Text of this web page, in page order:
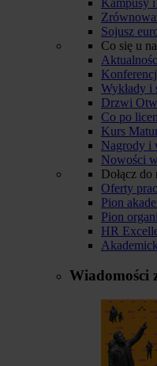
Sojusz
Co się u
Wykłady i
Drzwi
Co po
Kurs
Nagrody i
Nowości
Dołącz do
Oferty
Pion
Pion
HR
Wiadomości